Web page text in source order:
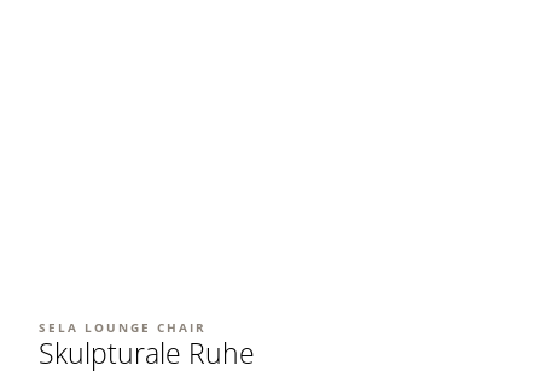
SELA LOUNGE CHAIR
Skulpturale Ruhe